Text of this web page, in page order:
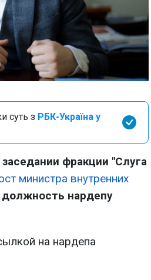
суть з РБК-Україна у
фракции "Слуга
министра внутренних
должность нардепу
на нардепа